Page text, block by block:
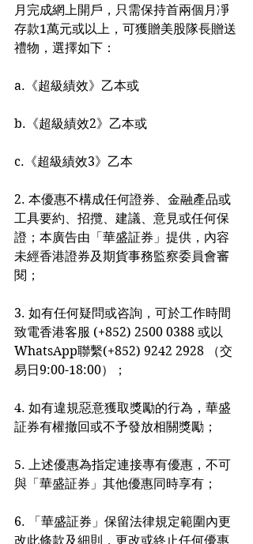
月完成網上開戶，只需保持首兩個月凈
存款1萬元或以上，可獲贈美股隊長贈送
禮物，選擇如下：
a.《超級績效》乙本或
b.《超級績效2》乙本或
c.《超級績效3》乙本
2. 本優惠不構成任何證券、金融產品或
工具要約、招攬、建議、意見或任何保
證；本廣告由「華盛証券」提供，內容
未經香港證券及期貨事務監察委員會審
閱；
3. 如有任何疑問或咨詢，可於工作時間
致電香港客服 (+852) 2500 0388 或以
WhatsApp聯繫(+852) 9242 2928 （交
易日9:00-18:00）；
4. 如有違規惡意獲取獎勵的行為，華盛
証券有權撤回或不予發放相關獎勵；
5. 上述優惠為指定連接專有優惠，不可
與「華盛証券」其他優惠同時享有；
6. 「華盛証券」保留法律規定範圍內更
改此條款及細則，更改或終止任何優惠